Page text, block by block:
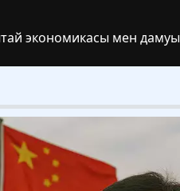
экономикасы мен дамуы